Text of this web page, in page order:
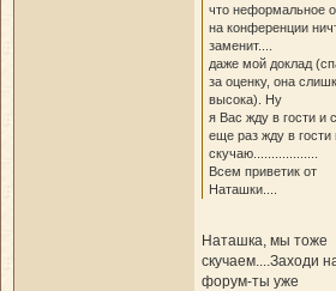
что неформальное
на конференции
заменит....
даже мой доклад
за оценку, она
высока). Ну
я Вас жду в гости и
еще раз жду в гости
скучаю..................
Всем приветик от
Наташки....
Наташка, мы тоже
скучаем....Заходи
форум-ты уже